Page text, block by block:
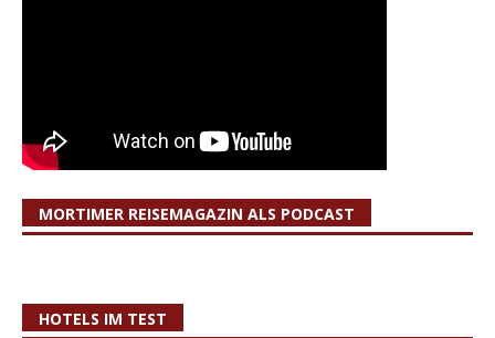
MORTIMER REISEMAGAZIN ALS PODCAST
HOTELS IM TEST